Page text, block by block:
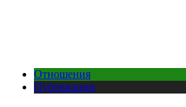
Отношения
Публикации